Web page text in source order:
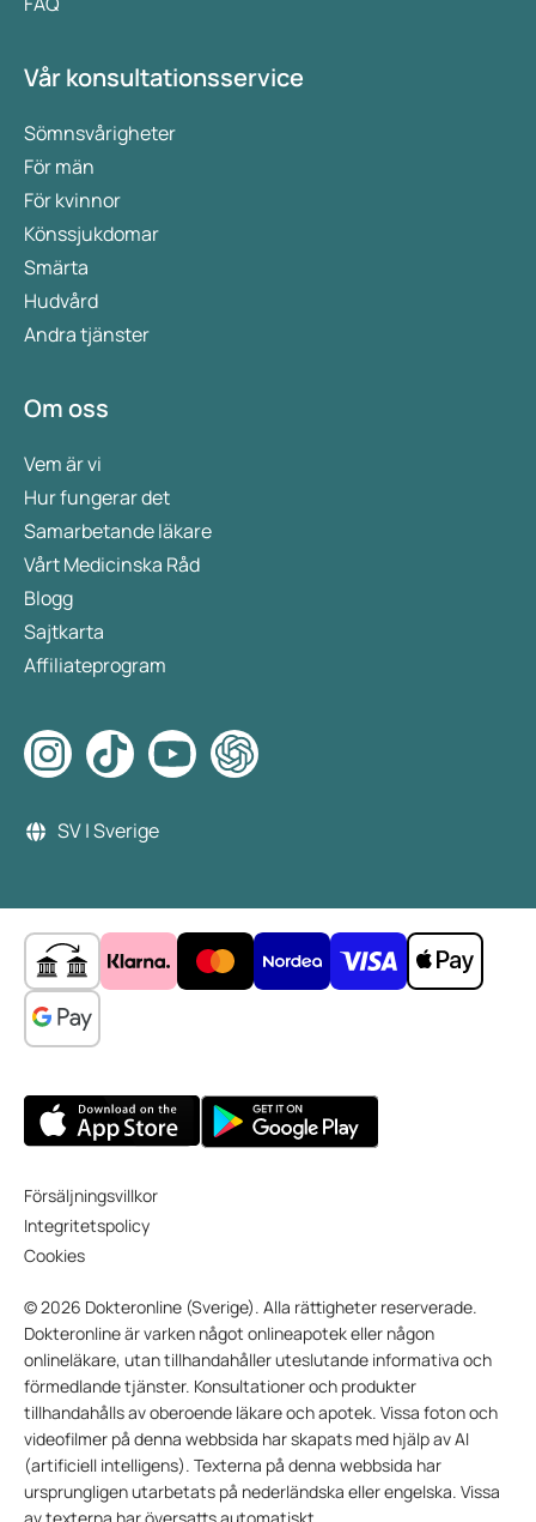
Vår konsultationsservice
Sömnsvårigheter
För män
För kvinnor
Könssjukdomar
Smärta
Hudvård
Andra tjänster
Om oss
Vem är vi
Hur fungerar det
Samarbetande läkare
Vårt Medicinska Råd
Blogg
Sajtkarta
Affiliateprogram
SV | Sverige
Försäljningsvillkor
Integritetspolicy
Cookies
© 2026 Dokteronline (Sverige). Alla rättigheter reserverade.
Dokteronline är varken något onlineapotek eller någon
onlineläkare, utan tillhandahåller uteslutande informativa och
förmedlande tjänster. Konsultationer och produkter
tillhandahålls av oberoende läkare och apotek. Vissa foton och
videofilmer på denna webbsida har skapats med hjälp av AI
(artificiell intelligens). Texterna på denna webbsida har
ursprungligen utarbetats på nederländska eller engelska. Vissa